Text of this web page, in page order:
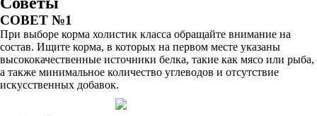
СОВЕТ №1
При выборе корма холистик класса обращайте внимание на
состав. Ищите корма, в которых на первом месте указаны
высококачественные источники белка, такие как мясо или рыба,
а также минимальное количество углеводов и отсутствие
искусственных добавок.